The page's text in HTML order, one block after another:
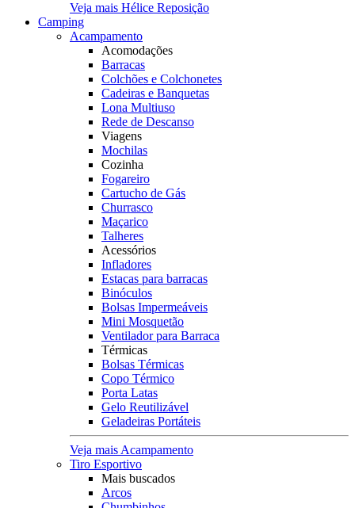
Veja mais Hélice Reposição
Camping
Acampamento
Acomodações
Barracas
Colchões e Colchonetes
Cadeiras e Banquetas
Lona Multiuso
Rede de Descanso
Viagens
Mochilas
Cozinha
Fogareiro
Cartucho de Gás
Churrasco
Maçarico
Talheres
Acessórios
Infladores
Estacas para barracas
Binóculos
Bolsas Impermeáveis
Mini Mosquetão
Ventilador para Barraca
Térmicas
Bolsas Térmicas
Copo Térmico
Porta Latas
Gelo Reutilizável
Geladeiras Portáteis
Veja mais Acampamento
Tiro Esportivo
Mais buscados
Arcos